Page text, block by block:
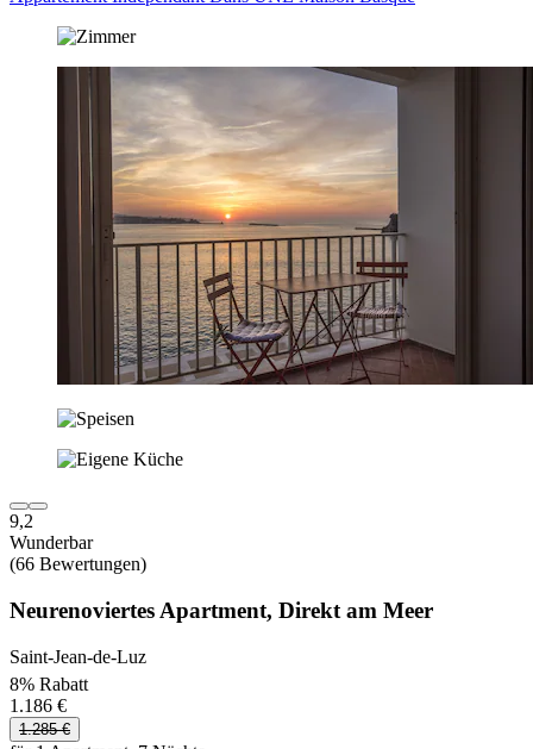
9,2
Wunderbar
(66 Bewertungen)
Neurenoviertes Apartment, Direkt am Meer
Saint-Jean-de-Luz
8% Rabatt
1.186 €
1.285 €